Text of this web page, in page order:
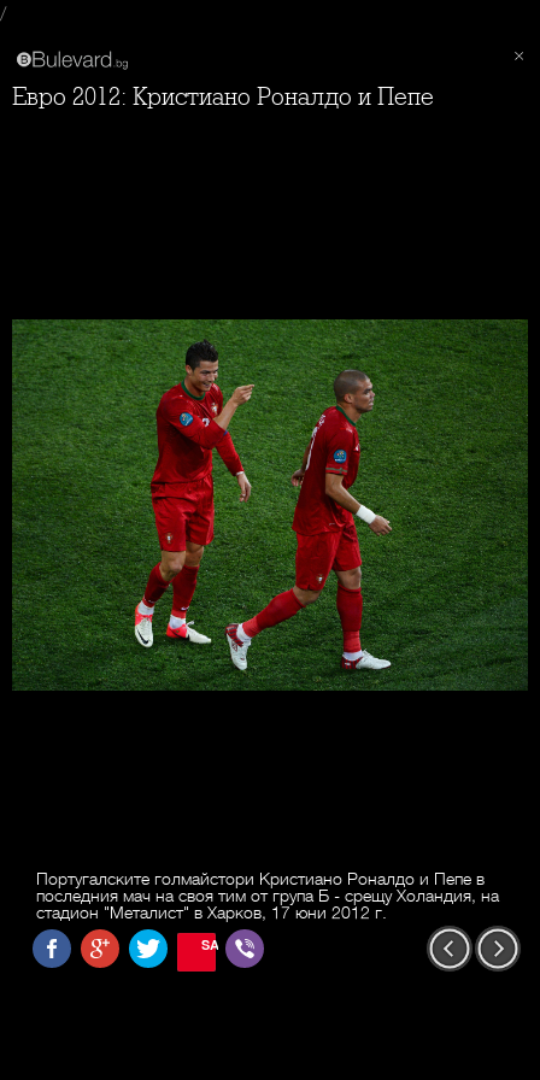
/
Евро 2012: Кристиано Роналдо и Пепе
Португалските голмайстори Кристиано Роналдо и Пепе в
последния мач на своя тим от група Б - срещу Холандия, на
стадион "Металист" в Харков, 17 юни 2012 г.
SAVE